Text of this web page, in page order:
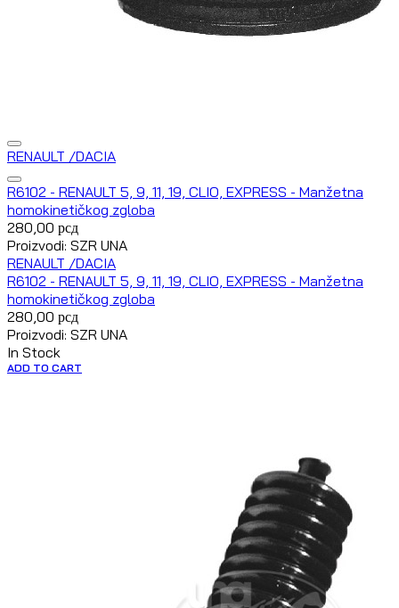
RENAULT /DACIA
R6102 - RENAULT 5, 9, 11, 19, CLIO, EXPRESS - Manžetna
homokinetičkog zgloba
280,00 рсд
Proizvodi: SZR UNA
RENAULT /DACIA
R6102 - RENAULT 5, 9, 11, 19, CLIO, EXPRESS - Manžetna
homokinetičkog zgloba
280,00 рсд
Proizvodi: SZR UNA
In Stock
ADD TO CART